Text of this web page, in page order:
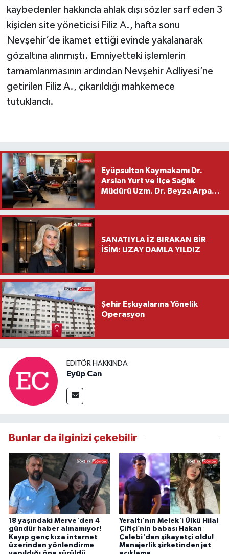
kaybedenler hakkında ahlak dışı sözler sarf eden 3
kişiden site yöneticisi Filiz A., hafta sonu
Nevşehir’de ikamet ettiği evinde yakalanarak
gözaltına alınmıştı. Emniyetteki işlemlerin
tamamlanmasının ardından Nevşehir Adliyesi’ne
getirilen Filiz A., çıkarıldığı mahkemece
tutuklandı.
Eyüpsultan Kaymakamı Dr.
Arslan Yurt ve İlçe Sağlık
Müdürü Uzm. Dr. Beyza Arpacı
Ziyareti
SANATIYLA İZ BIRAKAN BİR
İSİM: UZAY DAMLA YILDIZ
Şehir Eşkıyalarına Yönelik
Operasyon
EDITÖR HAKKINDA
Eyüp Can
Bunlar da ilginizi çekebilir
18 yaşındaki Merve'den 4
gündür haber alınamıyor!
Kayıp genç kıza internet
üzerinden yönlendirme
Yeraltı'nın Melek'i Ülkü Hilal
Çiftçi’nin babası Hakan
Çelebi'den şikayetçi oldu!
Menajerlik şirketinden jet